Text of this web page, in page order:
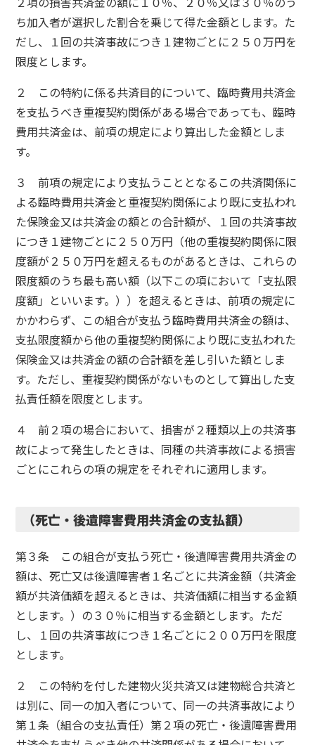
ち加入者が選択した割合を乗じて得た金額とします。た
だし、１回の共済事故につき１建物ごとに２５０万円を
限度とします。
２ この特約に係る共済目的について、臨時費用共済金
を支払うべき重複契約関係がある場合であっても、臨時
費用共済金は、前項の規定により算出した金額としま
す。
３ 前項の規定により支払うこととなるこの共済関係に
よる臨時費用共済金と重複契約関係により既に支払われ
た保険金又は共済金の額との合計額が、１回の共済事故
につき１建物ごとに２５０万円（他の重複契約関係に限
度額が２５０万円を超えるものがあるときは、これらの
限度額のうち最も高い額（以下この項において「支払限
度額」といいます。））を超えるときは、前項の規定に
かかわらず、この組合が支払う臨時費用共済金の額は、
支払限度額から他の重複契約関係により既に支払われた
保険金又は共済金の額の合計額を差し引いた額としま
す。ただし、重複契約関係がないものとして算出した支
払責任額を限度とします。
４ 前２項の場合において、損害が２種類以上の共済事
故によって発生したときは、同種の共済事故による損害
ごとにこれらの項の規定をそれぞれに適用します。
（死亡・後遺障害費用共済金の支払額）
第３条 この組合が支払う死亡・後遺障害費用共済金の
額は、死亡又は後遺障害者１名ごとに共済金額（共済金
額が共済価額を超えるときは、共済価額に相当する金額
とします。）の３０％に相当する金額とします。ただ
し、１回の共済事故につき１名ごとに２００万円を限度
とします。
２ この特約を付した建物火災共済又は建物総合共済と
は別に、同一の加入者について、同一の共済事故により
第１条（組合の支払責任）第２項の死亡・後遺障害費用